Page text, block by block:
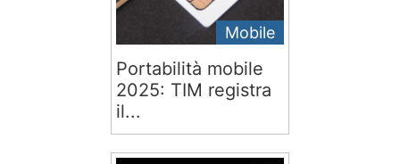
Mobile
Portabilità mobile
2025: TIM registra
il...